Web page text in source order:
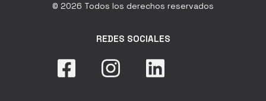
© 2026 Todos los derechos reservados
REDES SOCIALES